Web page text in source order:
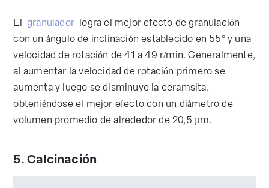
El granulador logra el mejor efecto de granulación
con un ángulo de inclinación establecido en 55° y una
velocidad de rotación de 41 a 49 r/min. Generalmente,
al aumentar la velocidad de rotación primero se
aumenta y luego se disminuye la ceramsita,
obteniéndose el mejor efecto con un diámetro de
volumen promedio de alrededor de 20,5 µm.
5. Calcinación